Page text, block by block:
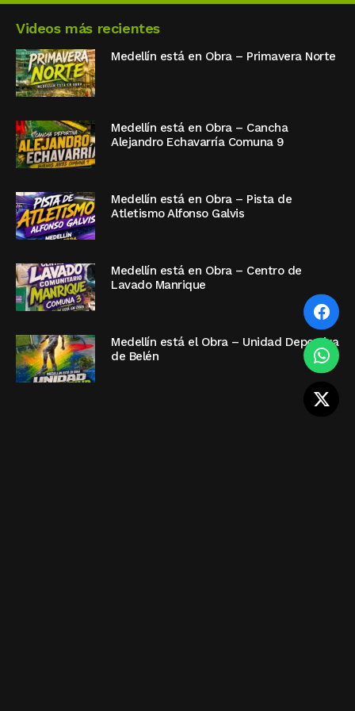
Videos más recientes
Medellín está en Obra – Primavera Norte
Medellín está en Obra – Cancha
Alejandro Echavarría Comuna 9
Medellín está en Obra – Pista de
Atletismo Alfonso Galvis
Medellín está en Obra – Centro de
Lavado Manrique
Medellín está el Obra – Unidad Deportiva
de Belén